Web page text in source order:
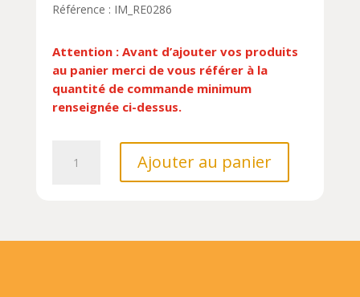
Référence : IM_RE0286
Attention : Avant d’ajouter vos produits
au panier merci de vous référer à la
quantité de commande minimum
renseignée ci-dessus.
11.5
Ajouter au panier